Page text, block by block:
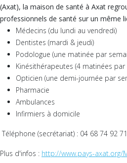
(Axat), la maison de santé à Axat
professionnels de santé sur un même
Médecins (du lundi au vendredi)
Dentistes (mardi & jeudi)
Podologue (une matinée par
Kinésithérapeutes (4 matinées par
Opticien (une demi-journée par
Pharmacie
Ambulances
Infirmiers à domicile
Téléphone (secrétariat) : 04 68 74 92 71
Plus d'infos : http://www.pays-axat.org/